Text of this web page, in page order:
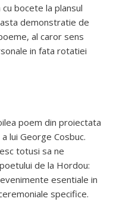
bocete la plansul
demonstratie de
al caror sens
in fata rotatiei
poem din proiectata
lui George Cosbuc.
totusi sa ne
de la Hordou:
esentiale in
specifice.